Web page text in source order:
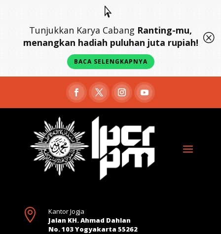

Tunjukkan Karya Cabang Ranting-mu,
menangkan hadiah puluhan juta rupiah!
BACA SELENGKAPNYA
Q

Kantor Jogja
Jalan KH. Ahmad Dahlan
No. 103 Yogyakarta 55262